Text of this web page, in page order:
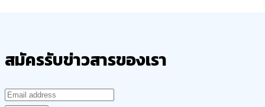
สมัครรับข่าวสารของเรา